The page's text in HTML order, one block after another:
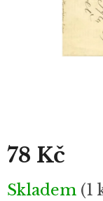
78 Kč
Měrná
cena:
Skladem (1